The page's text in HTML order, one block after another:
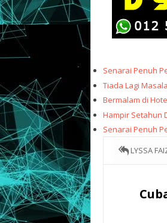
Senarai Penuh
Tiada Lagi
Bermalam di
Hampir Setahun
Senarai Penuh
LYSSA